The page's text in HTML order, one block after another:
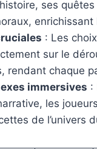
ses quêtes
enrichissant
: Les
sur le
rendant chaque
immersives :
les
de l’univers